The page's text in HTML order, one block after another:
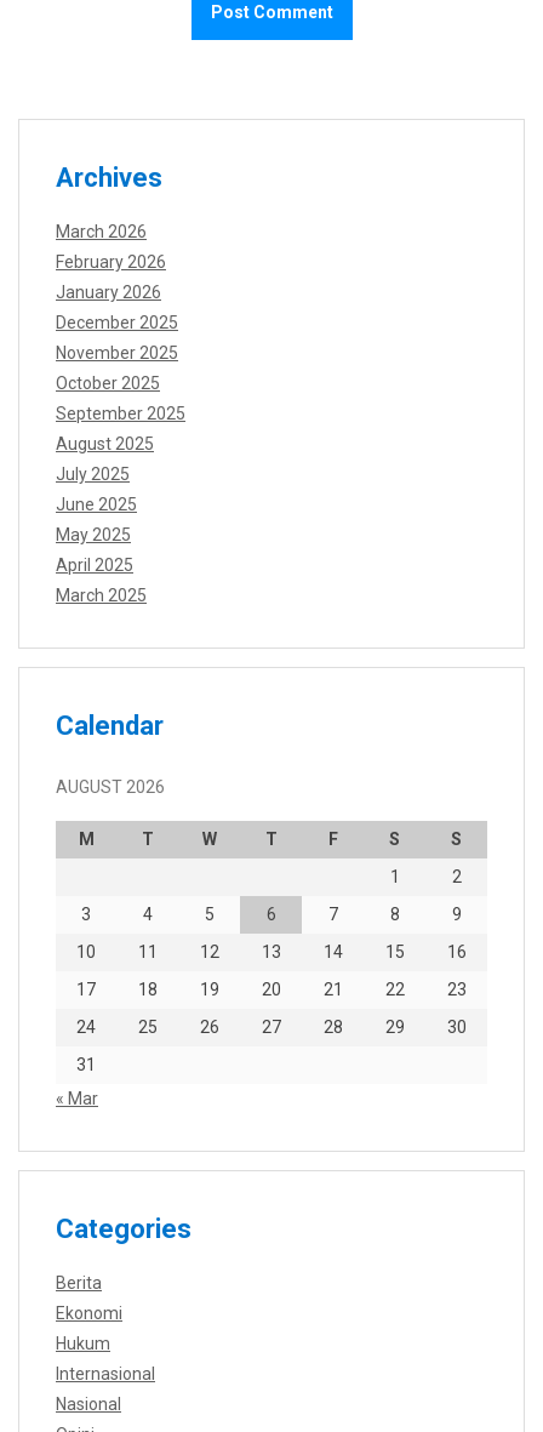
Archives
March 2026
February 2026
January 2026
December 2025
November 2025
October 2025
September 2025
August 2025
July 2025
June 2025
May 2025
April 2025
March 2025
Calendar
AUGUST 2026
M T W T F S
S
1
2
3
4 5 6 7 8
9
10
11 12 13 14 15
16
17
18 19 20 21 22
23
24
25 26 27 28 29
30
31
« Mar
Categories
Berita
Ekonomi
Hukum
Internasional
Nasional